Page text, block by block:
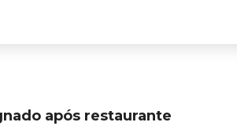
após restaurante